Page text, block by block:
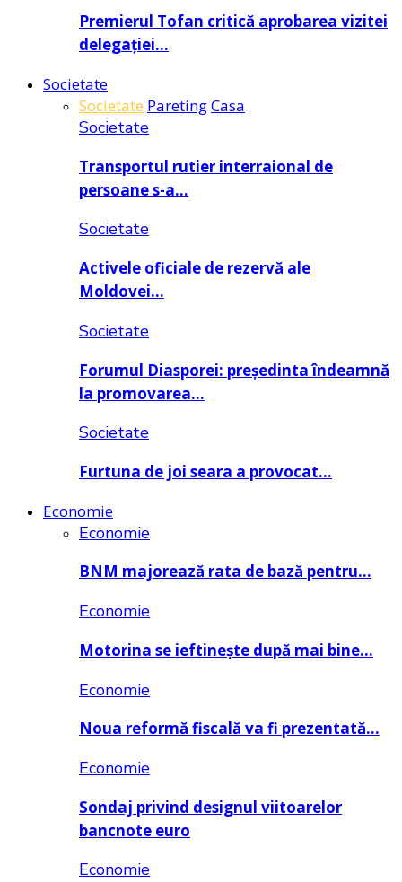
Premierul Tofan critică aprobarea vizitei
delegației…
Societate
Societate ParetingCasa
Societate
Transportul rutier interraional de
persoane s-a…
Societate
Activele oficiale de rezervă ale
Moldovei…
Societate
Forumul Diasporei: președinta îndeamnă
la promovarea…
Societate
Furtuna de joi seara a provocat…
Economie
Economie
BNM majorează rata de bază pentru…
Economie
Motorina se ieftinește după mai bine…
Economie
Noua reformă fiscală va fi prezentată…
Economie
Sondaj privind designul viitoarelor
bancnote euro
Economie